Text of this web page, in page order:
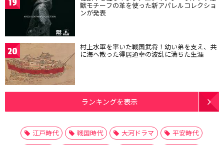
19 獣モチーフの革を使った新アパレルコレクショ
ンが発表
20 村上水軍を率いた戦国武将！幼い弟を支え、共
に海へ散った得居通幸の波乱に満ちた生涯
ランキングを表示
江戸時代 戦国時代 大河ドラマ
平安時代